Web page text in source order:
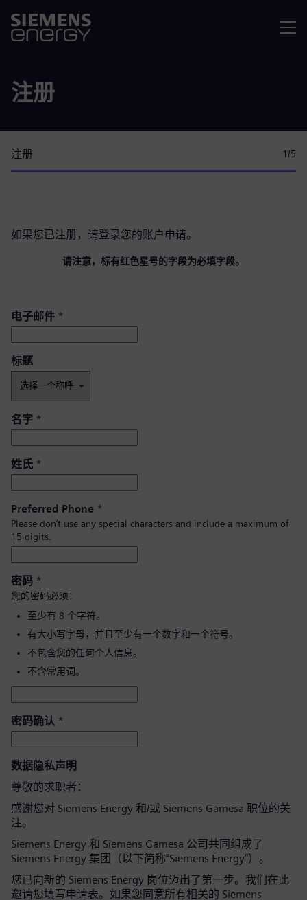
注册
注册 1 /5
如果您已注册，请登录您的账户 申请。
请注意，标有红色星号的字段为必填字段。
电子邮件 *
标题
名字 *
姓氏 *
Preferred Phone *
Please don’t use any special characters and include a maximum of
15 digits.
密码 *
您的密码必须：
至少有 8 个字符。
有大小写字母，并且至少有一个数字和一个符号。
不包含您的任何个人信息。
不含常用词。
密码确认 *
数据隐私声明
尊敬的求职者：
感谢您对 Siemens Energy 和/或 Siemens Gamesa 职位的关
注。
Siemens Energy 和 Siemens Gamesa 公司共同组成了
Siemens Energy 集团（以下简称“Siemens Energy”）。
您已向新的 Siemens Energy 岗位迈出了第一步。我们在此
邀请您填写申请表。如果您同意所有相关的 Siemens